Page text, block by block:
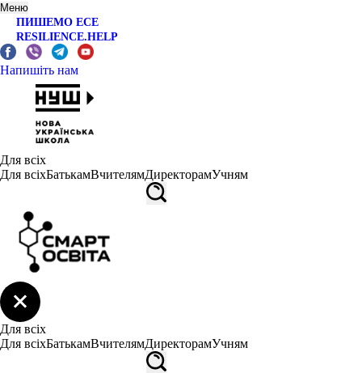
Меню
ПИШЕМО ЕСЕ
RESILIENCE.HELP
Напишіть нам
Для всіх
Для всіхБатькамВчителямДиректорамУчням
Для всіх
Для всіхБатькамВчителямДиректорамУчням